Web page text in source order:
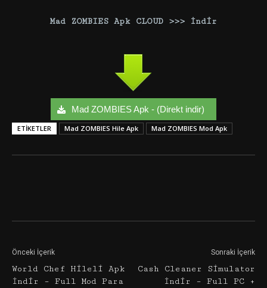
Mad ZOMBIES Apk CLOUD >>> İndir
Mad ZOMBIES Apk - (Direkt indir)
ETIKETLER Mad ZOMBIES Hile Apk Mad ZOMBIES Mod Apk
Önceki İçerik
World Chef Hileli Apk
İndir – Full Mod Para
Sonraki İçerik
Cash Cleaner Simulator
İndir – Full PC +